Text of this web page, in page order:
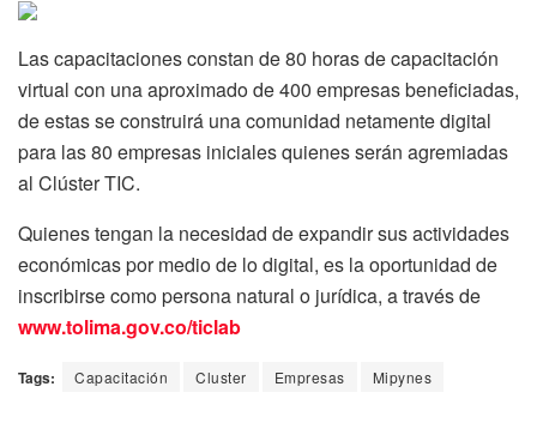
Las capacitaciones constan de 80 horas de capacitación
virtual con una aproximado de 400 empresas beneficiadas,
de estas se construirá una comunidad netamente digital
para las 80 empresas iniciales quienes serán agremiadas
al Clúster TIC.
Quienes tengan la necesidad de expandir sus actividades
económicas por medio de lo digital, es la oportunidad de
inscribirse como persona natural o jurídica, a través de
www.tolima.gov.co/ticlab
Tags: Capacitación Cluster Empresas Mipynes